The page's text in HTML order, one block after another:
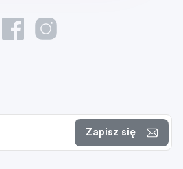
Zapisz się